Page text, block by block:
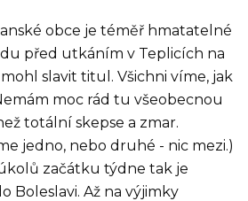
obce je téměř hmatatelné
před utkáním v Teplicích na
mohl slavit titul. Všichni víme, jak
moc rád tu všeobecnou
totální skepse a zmar.
jedno, nebo druhé - nic mezi.)
začátku týdne tak je
Boleslavi. Až na výjimky